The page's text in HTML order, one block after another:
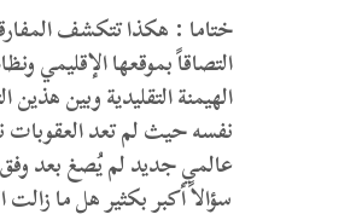
ختاما : هكذا تتكشف
التصاقاً بموقعها الإقليمي
الهيمنة التقليدية وبين
نفسه حيث لم تعد
عالمي جديد لم يُصغ بعد وفق
سؤالاً أكبر بكثير هل ما